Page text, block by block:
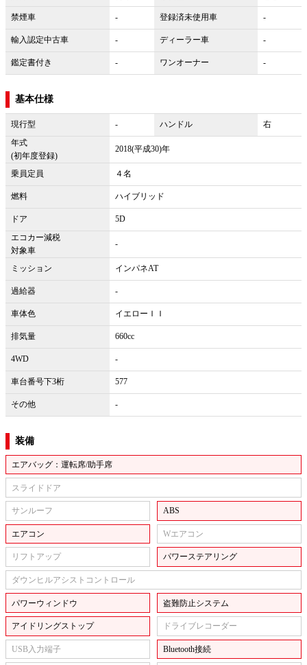
禁煙車 - 登録済未使用車 -
輸入認定中古車 - ディーラー車 -
鑑定書付き - ワンオーナー -
基本仕様
現行型 - ハンドル
右
年式
(初年度登録)
2018(平成30)年
乗員定員 ４名
燃料 ハイブリッド
ドア
5D
エコカー減税
対象車
-
ミッション インパネAT
過給器 -
車体色 イエローＩＩ
排気量 660cc
4WD -
車台番号下3桁 577
その他 -
装備
エアバッグ：運転席/助手席
スライドドア
サンルーフ ABS
エアコン Wエアコン
リフトアップ パワーステアリング
ダウンヒルアシストコントロール
パワーウィンドウ 盗難防止システム
アイドリングストップ ドライブレコーダー
USB入力端子 Bluetooth接続